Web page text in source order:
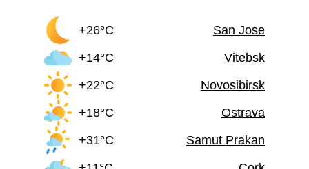
+26°C
San Jose
+14°C
Vitebsk
+22°C
Novosibirsk
+18°C
Ostrava
+31°C
Samut Prakan